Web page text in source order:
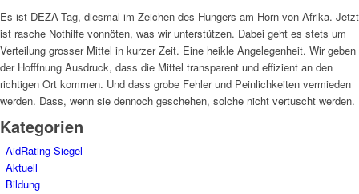
Es ist DEZA-Tag, diesmal im Zeichen des Hungers am Horn von Afrika. Jetzt
ist rasche Nothilfe vonnöten, was wir unterstützen. Dabei geht es stets um
Verteilung grosser Mittel in kurzer Zeit. Eine heikle Angelegenheit. Wir geben
der Hofffnung Ausdruck, dass die Mittel transparent und effizient an den
richtigen Ort kommen. Und dass grobe Fehler und Peinlichkeiten vermieden
werden. Dass, wenn sie dennoch geschehen, solche nicht vertuscht werden.
Kategorien
AidRating Siegel
Aktuell
Bildung